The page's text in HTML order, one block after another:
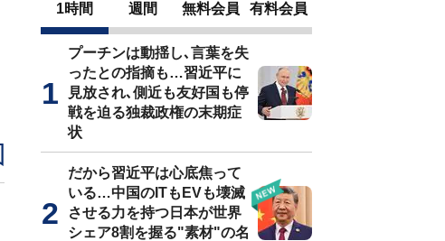
1時間 週間 無料会員 有料会員
プーチンは動揺し､言葉を失
ったとの指摘も…習近平に
見放され､側近も友好国も停
戦を迫る独裁政権の末期症
状
だから習近平は心底焦って
いる…中国のITもEVも壊滅
させる力を持つ日本が世界
シェア8割を握る"素材"の名